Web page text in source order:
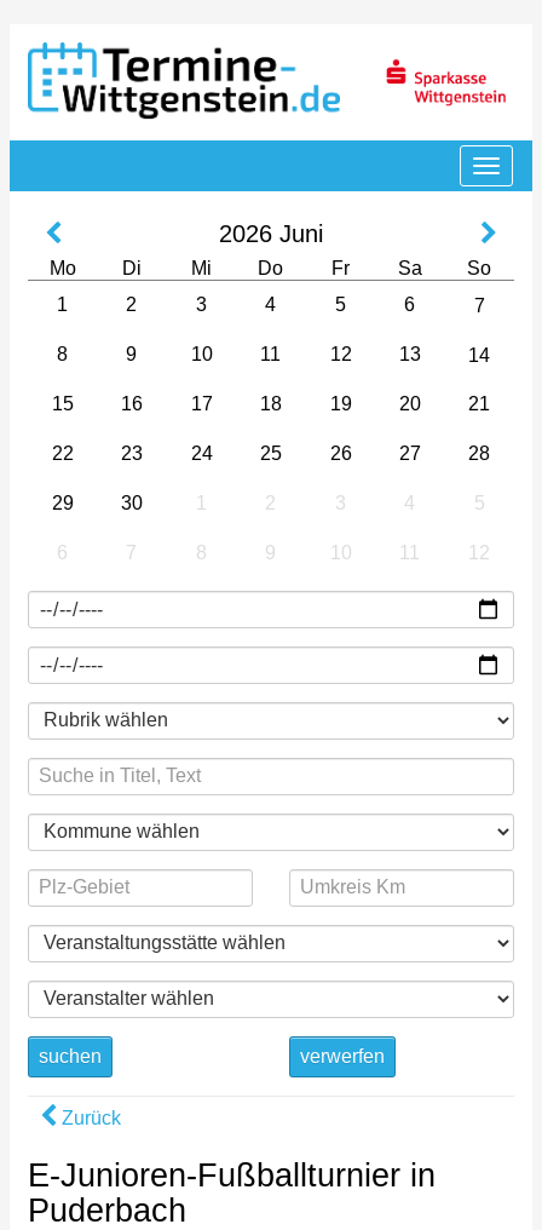
2026 Juni
Mo Di Mi Do Fr Sa
So
1
2 3 4 5 6 7
8 9 10 11 12 13 14
15 16 17 18 19 20 21
22 23 24 25 26 27 28
29 30 1 2 3 4 5
6 7 8 9 10 11 12
suchen verwerfen
Zurück
E-Junioren-Fußballturnier in
Puderbach